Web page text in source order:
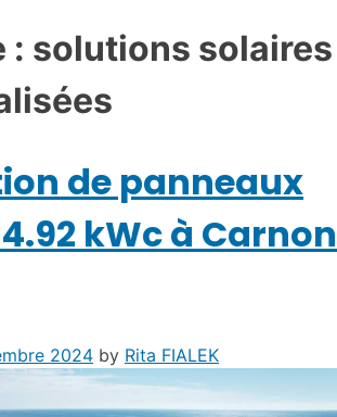
: solutions solaires
de panneaux
kWc à Carnon
2024 by Rita FIALEK